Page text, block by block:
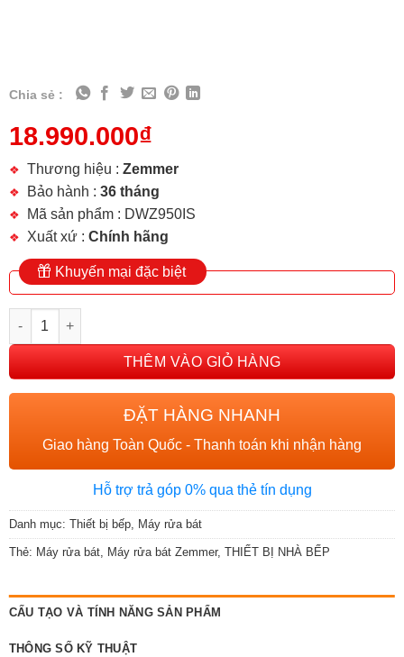
Chia sẻ :
18.990.000₫
Thương hiệu : Zemmer
Bảo hành : 36 tháng
Mã sản phẩm : DWZ950IS
Xuất xứ : Chính hãng
Khuyến mại đặc biệt
MÁY RỬA BÁT ZEMMER DWZ950IS số lượng
THÊM VÀO GIỎ HÀNG
ĐẶT HÀNG NHANH
Giao hàng Toàn Quốc - Thanh toán khi nhận hàng
Hỗ trợ trả góp 0% qua thẻ tín dụng
Danh mục: Thiết bị bếp, Máy rửa bát
Thẻ: Máy rửa bát, Máy rửa bát Zemmer, THIẾT BỊ NHÀ BẾP
CẤU TẠO VÀ TÍNH NĂNG SẢN PHẨM
THÔNG SỐ KỸ THUẬT